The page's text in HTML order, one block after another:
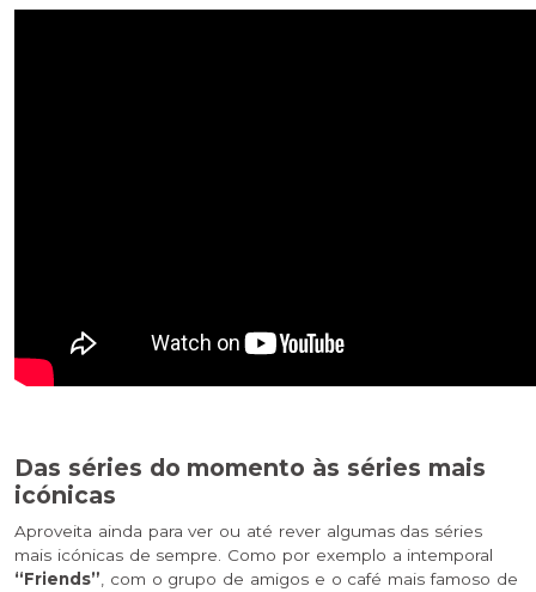
Das séries do momento às séries mais
icónicas
Aproveita ainda para ver ou até rever algumas das séries
mais icónicas de sempre. Como por exemplo a intemporal
“Friends”, com o grupo de amigos e o café mais famoso de